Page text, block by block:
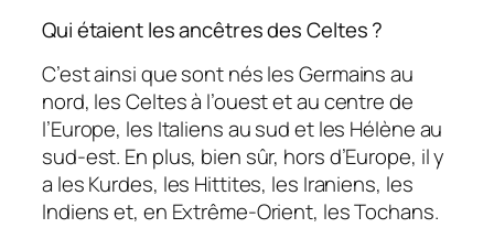
Qui étaient les ancêtres des Celtes ?
C’est ainsi que sont nés les Germains au
nord, les Celtes à l’ouest et au centre de
l’Europe, les Italiens au sud et les Hélène au
sud-est. En plus, bien sûr, hors d’Europe, il y
a les Kurdes, les Hittites, les Iraniens, les
Indiens et, en Extrême-Orient, les Tochans.